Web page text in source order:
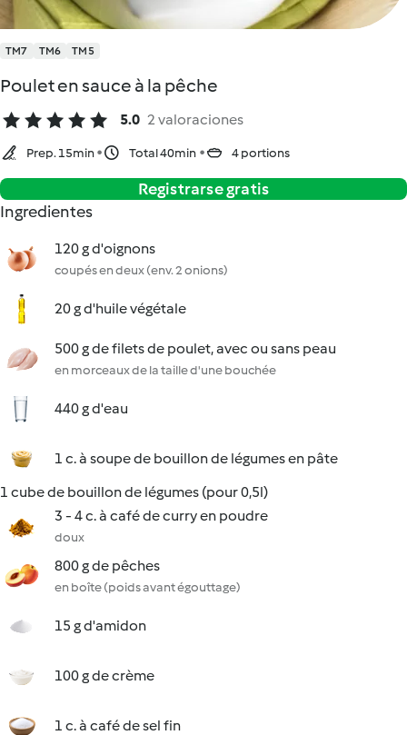
TM7 TM6 TM5
Poulet en sauce à la pêche
5.0 2 valoraciones
Prep. 15min Total 40min 4 portions
Registrarse gratis
Ingredientes
120 g d'oignons
coupés en deux (env. 2 onions)
20 g d'huile végétale
500 g de filets de poulet, avec ou sans peau
en morceaux de la taille d'une bouchée
440 g d'eau
1 c. à soupe de bouillon de légumes en pâte
1 cube de bouillon de légumes (pour 0,5l)
3 - 4 c. à café de curry en poudre
doux
800 g de pêches
en boîte (poids avant égouttage)
15 g d'amidon
100 g de crème
1 c. à café de sel fin